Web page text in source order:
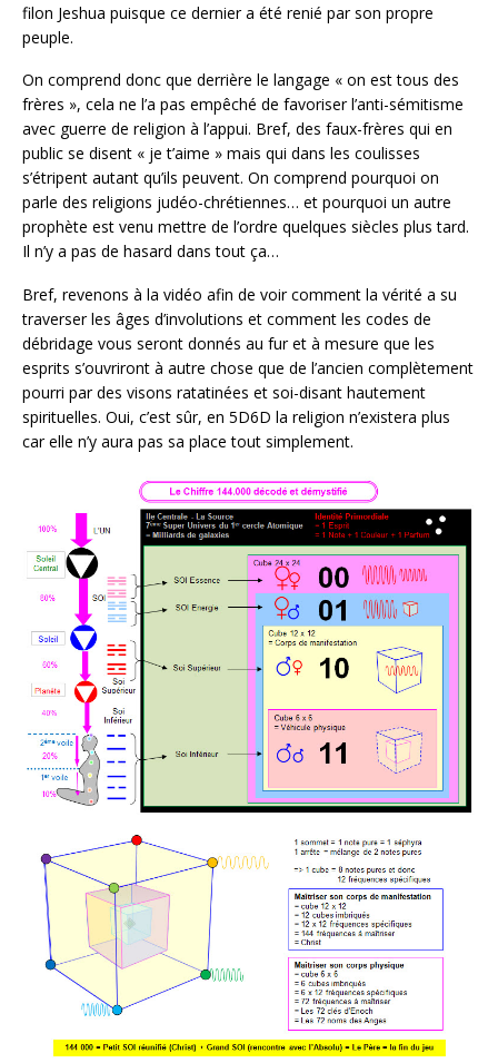
filon Jeshua puisque ce dernier a été renié par son propre
peuple.
On comprend donc que derrière le langage « on est tous des
frères », cela ne l’a pas empêché de favoriser l’anti-sémitisme
avec guerre de religion à l’appui. Bref, des faux-frères qui en
public se disent « je t’aime » mais qui dans les coulisses
s’étripent autant qu’ils peuvent. On comprend pourquoi on
parle des religions judéo-chrétiennes… et pourquoi un autre
prophète est venu mettre de l’ordre quelques siècles plus tard.
Il n’y a pas de hasard dans tout ça…
Bref, revenons à la vidéo afin de voir comment la vérité a su
traverser les âges d’involutions et comment les codes de
débridage vous seront donnés au fur et à mesure que les
esprits s’ouvriront à autre chose que de l’ancien complètement
pourri par des visons ratatinées et soi-disant hautement
spirituelles. Oui, c’est sûr, en 5D6D la religion n’existera plus
car elle n’y aura pas sa place tout simplement.